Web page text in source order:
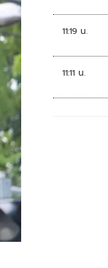
11:19 น.
11:11 น.